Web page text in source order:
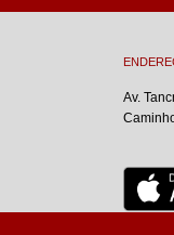
Av.